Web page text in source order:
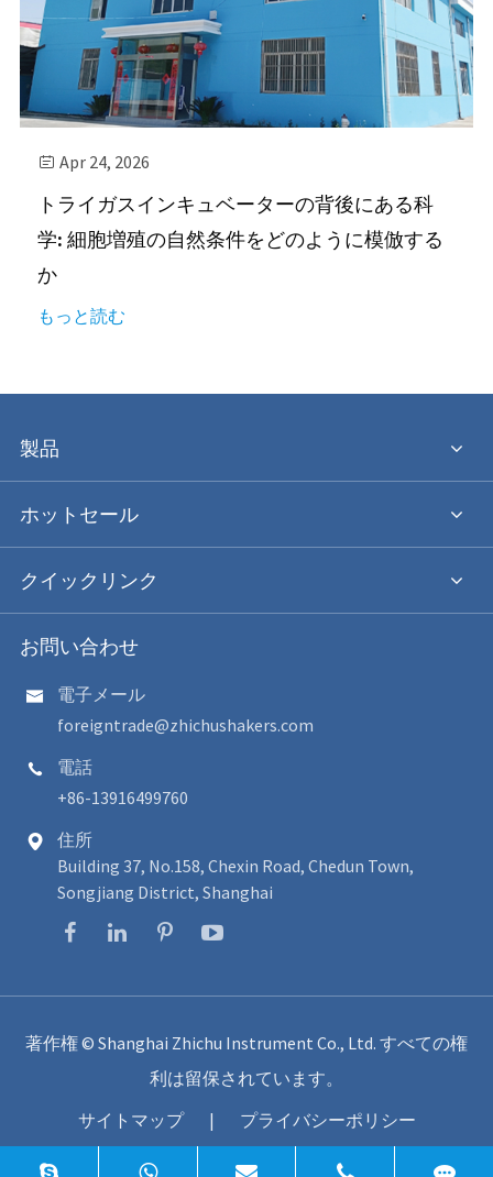
 Apr 24, 2026
トライガスインキュベーターの背後にある科
学: 細胞増殖の自然条件をどのように模倣する
か
もっと読む
製品
ホットセール
クイックリンク
お問い合わせ

電子メール
foreigntrade@zhichushakers.com

電話
+86-13916499760

住所
Building 37, No.158, Chexin Road, Chedun Town,
Songjiang District, Shanghai
著作権 © Shanghai Zhichu Instrument Co., Ltd. すべての権
利は留保されています。
サイトマップ
| プライバシーポリシー